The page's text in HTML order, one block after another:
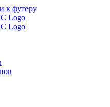
к футеру